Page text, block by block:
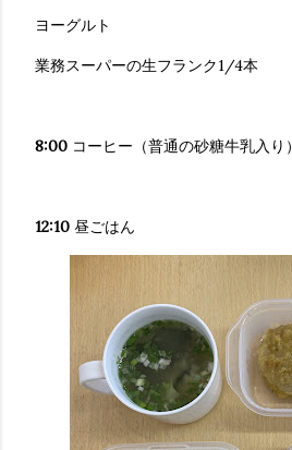
ヨーグルト
業務スーパーの生フランク1/4本
8:00 コーヒー（普通の砂糖牛乳入り）
12:10 昼ごはん